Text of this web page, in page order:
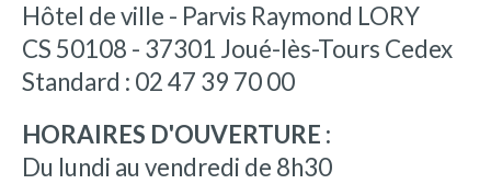
Hôtel de ville - Parvis Raymond LORY
CS 50108 - 37301 Joué-lès-Tours Cedex
Standard : 02 47 39 70 00
HORAIRES D'OUVERTURE :
Du lundi au vendredi de 8h30